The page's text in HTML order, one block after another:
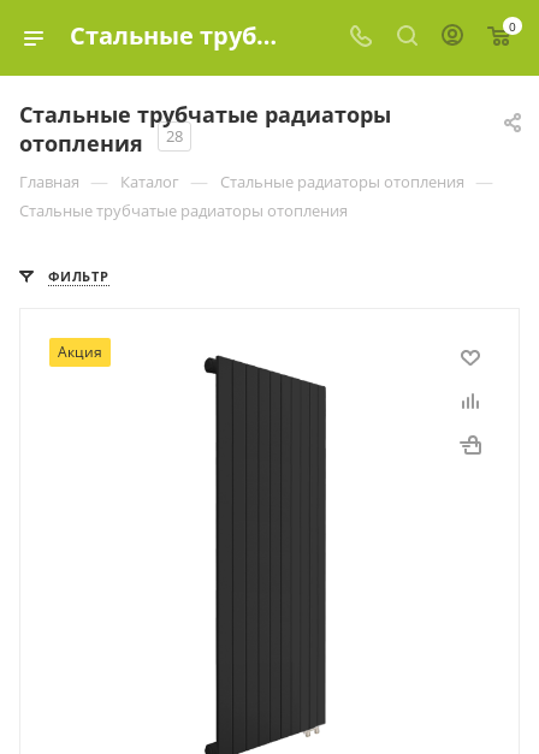
Стальные трубчатые радиаторы отопления купить в Москве, цены в интернет-магазине «Эко-элемент» 0
Стальные трубчатые радиаторы
отопления
28
Главная — Каталог — Стальные радиаторы отопления —
Стальные трубчатые радиаторы отопления
ФИЛЬТР
Акция